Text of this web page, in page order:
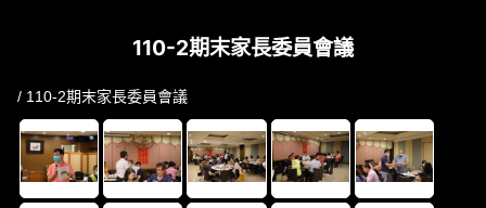
110-2期末家長委員會議
/ 110-2期末家長委員會議